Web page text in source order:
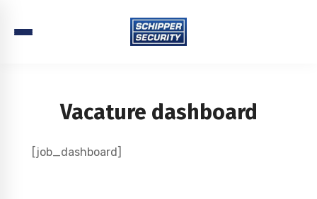
Vacature dashboard
[job_dashboard]